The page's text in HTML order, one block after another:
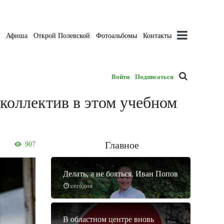
Афиша Открой Полевской Фотоальбомы Контакты
Войти Подписаться
в этом учебном
907 Главное
сегодня
Делать, а не бояться. Иван Попов
В областном центре вновь